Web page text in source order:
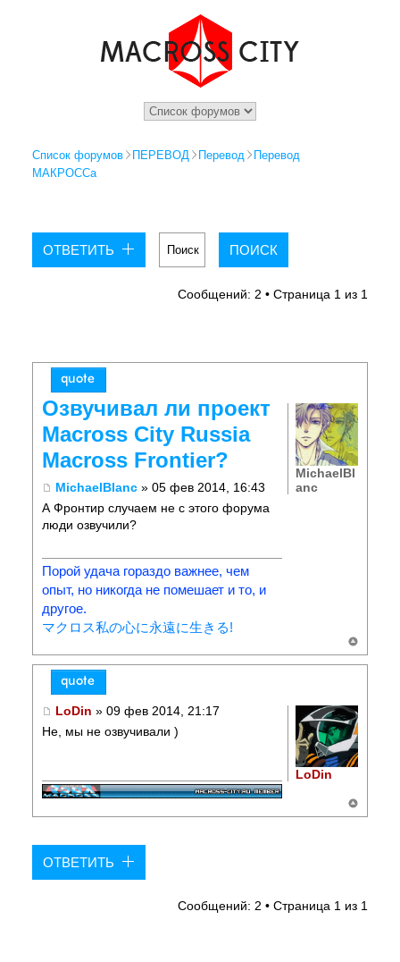
Список форумов ПЕРЕВОД Перевод
Перевод
МАКРОССа
ОТВЕТИТЬ
Сообщений: 2 • Страница 1из 1
Озвучивал ли проект
Macross City Russia
Macross Frontier?
MichaelBlanc » 05 фев 2014, 16:43
А Фронтир случаем не с этого форума
люди озвучили?
Порой удача гораздо важнее, чем
опыт, но никогда не помешает и то, и
другое.
マクロス私の心に永遠に生きる!
MichaelBl
anc
LoDin » 09 фев 2014, 21:17
Не, мы не озвучивали )
LoDin
ОТВЕТИТЬ
Сообщений: 2 • Страница 1 из 1